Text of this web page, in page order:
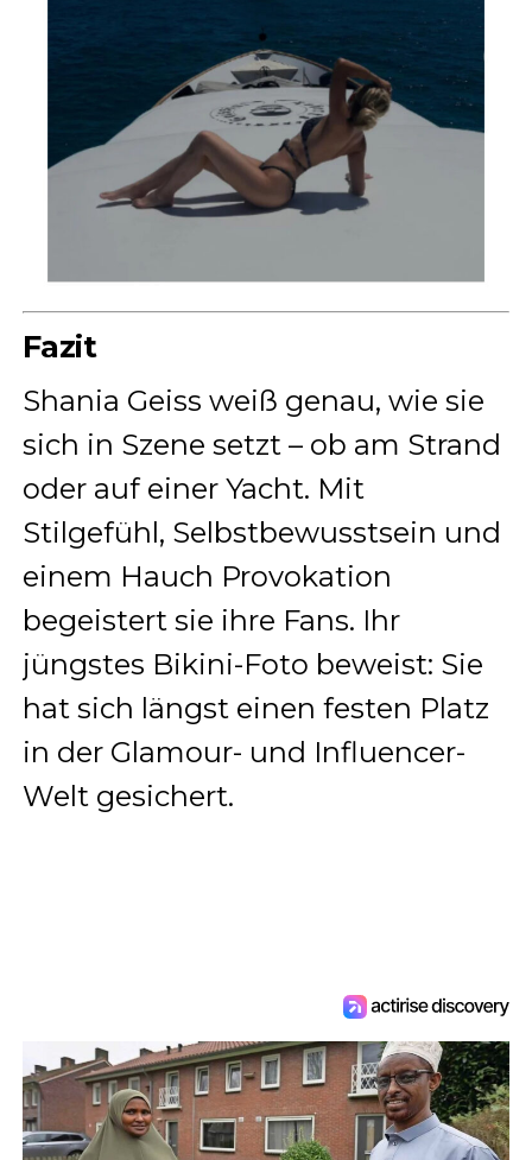
Fazit
Shania Geiss weiß genau, wie sie
sich in Szene setzt – ob am Strand
oder auf einer Yacht. Mit
Stilgefühl, Selbstbewusstsein und
einem Hauch Provokation
begeistert sie ihre Fans. Ihr
jüngstes Bikini-Foto beweist: Sie
hat sich längst einen festen Platz
in der Glamour- und Influencer-
Welt gesichert.